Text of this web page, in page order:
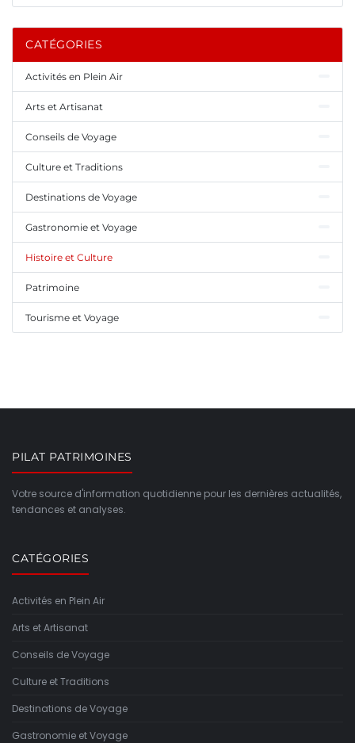
CATÉGORIES
Activités en Plein Air
Arts et Artisanat
Conseils de Voyage
Culture et Traditions
Destinations de Voyage
Gastronomie et Voyage
Histoire et Culture
Patrimoine
Tourisme et Voyage
PILAT PATRIMOINES
Votre source d'information quotidienne pour les dernières actualités,
tendances et analyses.
CATÉGORIES
Activités en Plein Air
Arts et Artisanat
Conseils de Voyage
Culture et Traditions
Destinations de Voyage
Gastronomie et Voyage